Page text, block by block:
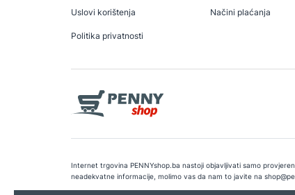
Uslovi korištenja
Politika privatnosti
Načini plaćanja
Internet trgovina PENNYshop.ba nastoji objavljivati samo
neadekvatne informacije, molimo vas da nam to javite na